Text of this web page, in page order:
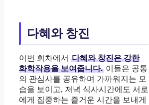
다혜와 창진
이번 회차에서 다혜와 창진은 강한
화학작용을 보여줍니다. 이들은 공통
의 관심사를 공유하며 가까워지는 모
습을 보이고, 저녁 식사시간에도 서로
에게 집중하는 즐거운 시간을 보내게